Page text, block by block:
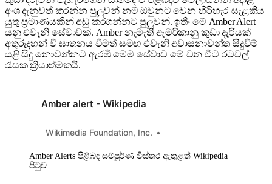
අංශ දැනුවත් කරන්න පුලුවන් නම් ඔවුනට වෙන හිරිහැර සැළකිය
යුතු ප්‍රමාණයකින් අඩු කරගන්නට පුලුවන්. ඉතිං මේ Amber Alert
යනු එවැනි සේවාවක්. Amber නැමැති ඇමරිකානු කුඩා දැරියක්
අතුරුදහන් වී ඝාතනය වීමත් සමඟ එවැනි අවාසනාවන්ත සිදුවීම්
යළි සිදු නොවන්නට ඇරඹි මෙම සේවාව මේ වන විට රටවල්
රැසක ක්‍රියාත්මකයි.
Amber alert - Wikipedia
Wikimedia Foundation, Inc.
Amber Alerts පිළිබඳ සම්පූර්ණ විස්තර ඇතුළත් Wikipedia
පිටුව